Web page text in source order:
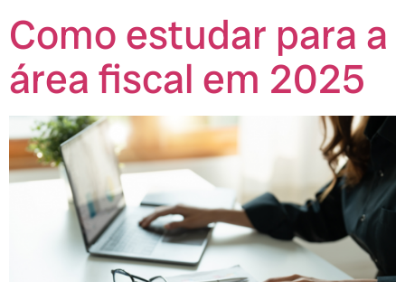
Como estudar para a
área fiscal em 2025